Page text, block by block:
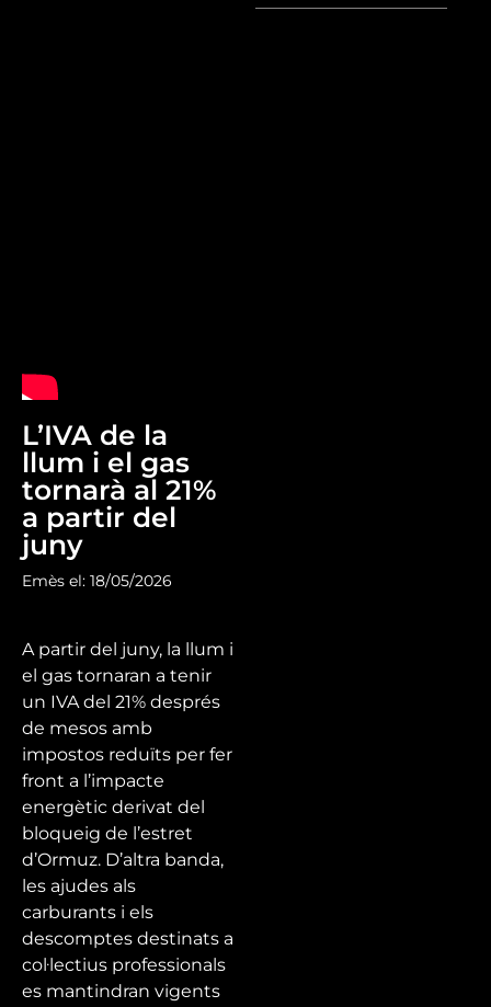
L’IVA de la
llum i el gas
tornarà al 21%
a partir del
juny
Emès el: 18/05/2026
A partir del juny, la llum i
el gas tornaran a tenir
un IVA del 21% després
de mesos amb
impostos reduïts per fer
front a l’impacte
energètic derivat del
bloqueig de l’estret
d’Ormuz. D’altra banda,
les ajudes als
carburants i els
descomptes destinats a
col·lectius professionals
es mantindran vigents